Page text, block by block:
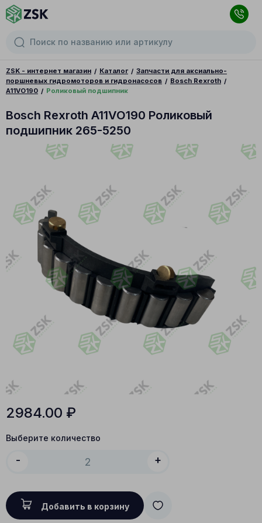
ZSK - интернет магазин Каталог
Запчасти для аксиально-
поршневых гидромоторов и гидронасосов
Bosch Rexroth
A11VO190
Роликовый подшипник
Bosch Rexroth A11VO190 Роликовый
подшипник 265-5250
2984.00 ₽
Выберите количество
- +
Добавить в корзину